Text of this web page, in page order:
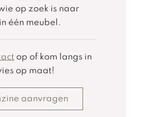
op zoek is naar
één meubel.
op of kom langs in
op maat!
aanvragen